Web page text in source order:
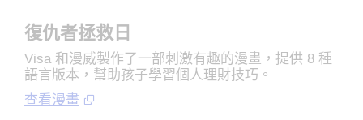
復仇者拯救日
Visa 和漫威製作了一部刺激有趣的漫畫，提供 8 種
語言版本，幫助孩子學習個人理財技巧。
查看漫畫